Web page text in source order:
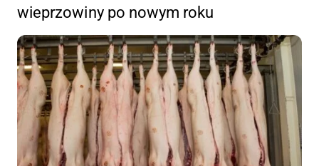
wieprzowiny po nowym roku